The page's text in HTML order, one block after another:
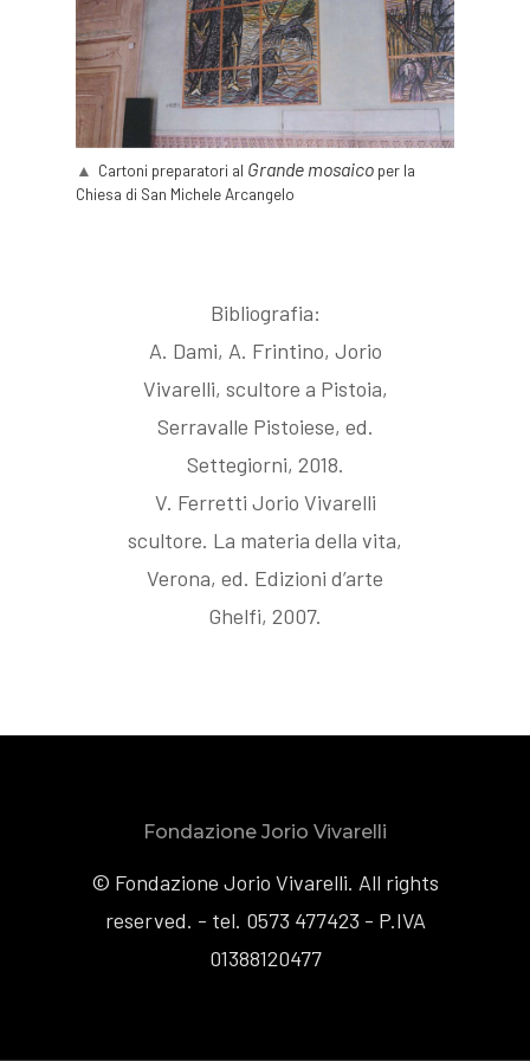
Cartoni preparatori al Grande mosaicoper la
Chiesa di San Michele Arcangelo
Bibliografia:
A. Dami, A. Frintino, Jorio
Vivarelli, scultore a Pistoia,
Serravalle Pistoiese, ed.
Settegiorni, 2018.
V. Ferretti Jorio Vivarelli
scultore. La materia della vita,
Verona, ed. Edizioni d’arte
Ghelfi, 2007.
Fondazione Jorio Vivarelli
© Fondazione Jorio Vivarelli. All rights
reserved. - tel. 0573 477423 - P.IVA
01388120477
Medaglie e Monete